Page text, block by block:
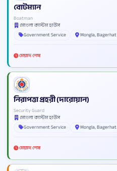
বোটম্যান
Boatman
মোংলা কাস্টম হাউস
Government Service
Mongla, Bagerhat
মেয়াদ শেষ
নিরাপত্তা প্রহরী (দারোয়ান)
Security Guard
মোংলা কাস্টম হাউস
Government Service
Mongla, Bagerhat
মেয়াদ শেষ